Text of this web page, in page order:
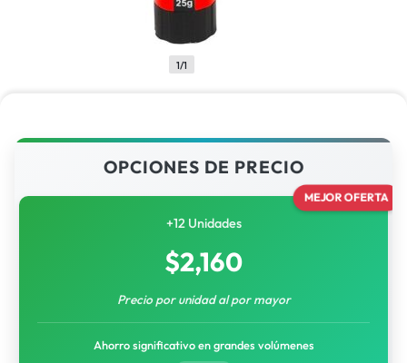
1/1
OPCIONES DE PRECIO
MEJOR OFERTA
+12 Unidades
$2,160
Precio por unidad al por mayor
Ahorro significativo en grandes volúmenes